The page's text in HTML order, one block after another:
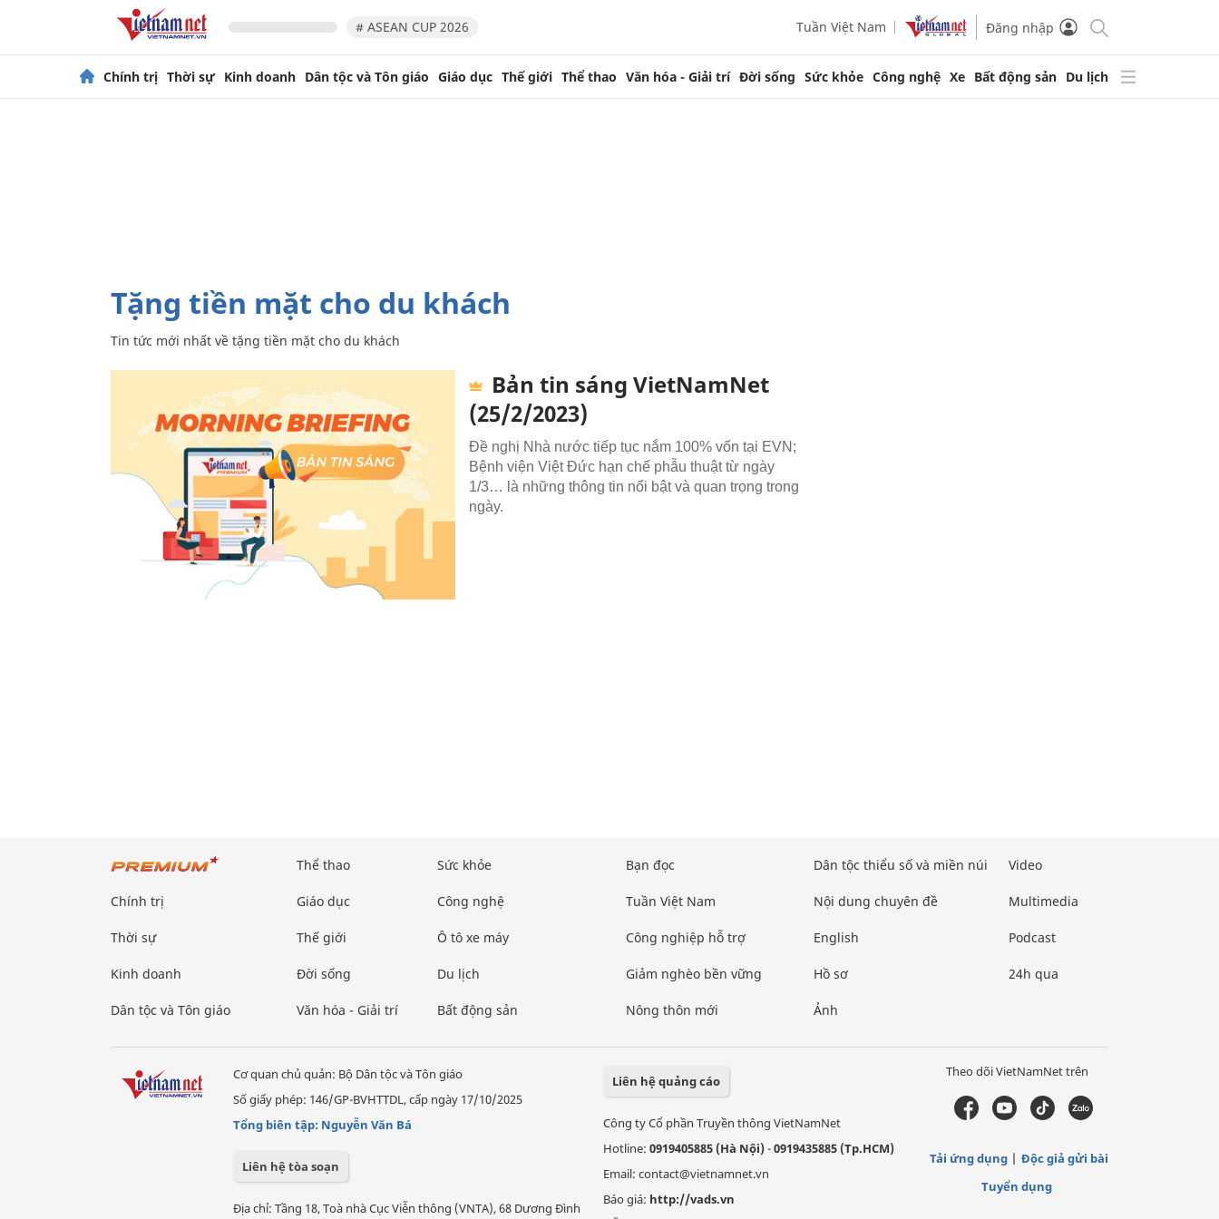
# ASEAN CUP 2026 Tuần Việt Nam Đăng nhập
Chính trị Thời sự Kinh doanh Dân tộc và Tôn giáo Giáo dục Thế giới Thể thao Văn hóa - Giải trí Đời sống Sức khỏe Công nghệ Xe Bất động sản Du lịch
tặng tiền mặt cho du khách
Tin tức mới nhất về tặng tiền mặt cho du khách
Bản tin sáng VietNamNet
(25/2/2023)
Đề nghị Nhà nước tiếp tục nắm 100% vốn tại EVN;
Bệnh viện Việt Đức hạn chế phẫu thuật từ ngày
1/3… là những thông tin nổi bật và quan trọng trong
ngày.
Chính trị
Thời sự
Kinh doanh
Dân tộc và Tôn giáo
Thể thao
Giáo dục
Thế giới
Đời sống
Văn hóa - Giải trí
Sức khỏe
Công nghệ
Ô tô xe máy
Du lịch
Bất động sản
Bạn đọc
Tuần Việt Nam
Công nghiệp hỗ trợ
Giảm nghèo bền vững
Nông thôn mới
Dân tộc thiểu số và miền núi
Nội dung chuyên đề
English
Hồ sơ
Ảnh
Video
Multimedia
Podcast
24h qua
Cơ quan chủ quản: Bộ Dân tộc và Tôn giáo
Số giấy phép: 146/GP-BVHTTDL, cấp ngày 17/10/2025
Tổng biên tập: Nguyễn Văn Bá
Liên hệ tòa soạn
Địa chỉ: Tầng 18, Toà nhà Cục Viễn thông (VNTA), 68 Dương Đình
Liên hệ quảng cáo
Công ty Cổ phần Truyền thông VietNamNet
Hotline: 0919405885 (Hà Nội)-0919435885 (Tp.HCM)
Email: contact@vietnamnet.vn
Báo giá: http://vads.vn
Theo dõi VietNamNet trên
Tải ứng dụng
Độc giả gửi bài
Tuyển dụng